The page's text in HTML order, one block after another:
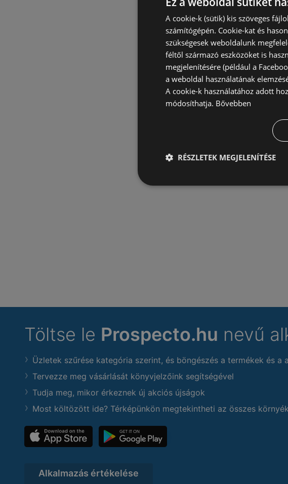
Töltse le Prospecto.hu nevű
Üzletek szűrése kategória szerint, és böngészés a termékek és a
Tervezze meg vásárlását könyvjelzőink segítségével
Tudja meg, mikor érkeznek új akciós újságok
Most költözött ide? Térképünkön megtekintheti az összes
Alkalmazás értékelése
A cookie-k (sütik) kis szöveges
számítógépén. Cookie-kat és
szükségesek weboldalunk
féltől származó eszközöket is
megjelenítésére (például a
a weboldal használatának
A cookie-k használatához adott
módosíthatja. Bővebben
RÉSZLETEK MEGJELENÍTÉSE